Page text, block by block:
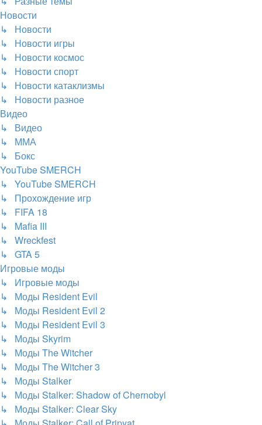
Новости
↳ Новости
↳ Новости игры
↳ Новости космос
↳ Новости спорт
↳ Новости катаклизмы
↳ Новости разное
Видео
↳ Видео
↳ ММА
↳ Бокс
YouTube SMERCH
↳ YouTube SMERCH
↳ Прохождение игр
↳ FIFA 18
↳ Mafia III
↳ Wreckfest
↳ GTA 5
Игровые моды
↳ Игровые моды
↳ Моды Resident Evil
↳ Моды Resident Evil 2
↳ Моды Resident Evil 3
↳ Моды Skyrim
↳ Моды The Witcher
↳ Моды The Witcher 3
↳ Моды Stalker
↳ Моды Stalker: Shadow of Chernobyl
↳ Моды Stalker: Clear Sky